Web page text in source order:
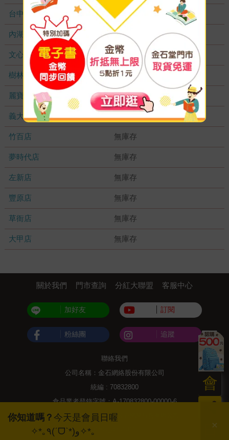
台中秀泰店 無庫存
內湖大潤發 無庫存
文心店 無庫存
樹林店 無庫存
麗寶店 無庫存
義大店 無庫存
竹百店 無庫存
夢時代店 無庫存
左新店 無庫存
豐原店 無庫存
草衙店 無庫存
大甲店 無庫存
日
員
會
關於我們 門市查詢 分紅大聯盟 客服中心
加好友 訂閱
粉絲團 追蹤
聯絡我們
公司名稱：金石網絡股份有限公司
統編 : 70832800
食品業者登錄字號：A-170832800-00000-6
Copyright© 2000–2026 金石網絡股份有限公司
你知道嗎？ 今天是會員日喔
✧*｡٩(ˊᗜˋ*)و✧*｡